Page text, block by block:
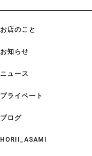
お店のこと
お知らせ
ニュース
プライベート
ブログ
HORII_ASAMI